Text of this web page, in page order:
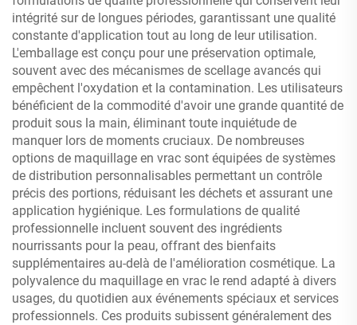
intégrité sur de longues périodes, garantissant une qualité
constante d'application tout au long de leur utilisation.
L'emballage est conçu pour une préservation optimale,
souvent avec des mécanismes de scellage avancés qui
empêchent l'oxydation et la contamination. Les utilisateurs
bénéficient de la commodité d'avoir une grande quantité de
produit sous la main, éliminant toute inquiétude de
manquer lors de moments cruciaux. De nombreuses
options de maquillage en vrac sont équipées de systèmes
de distribution personnalisables permettant un contrôle
précis des portions, réduisant les déchets et assurant une
application hygiénique. Les formulations de qualité
professionnelle incluent souvent des ingrédients
nourrissants pour la peau, offrant des bienfaits
supplémentaires au-delà de l'amélioration cosmétique. La
polyvalence du maquillage en vrac le rend adapté à divers
usages, du quotidien aux événements spéciaux et services
professionnels. Ces produits subissent généralement des